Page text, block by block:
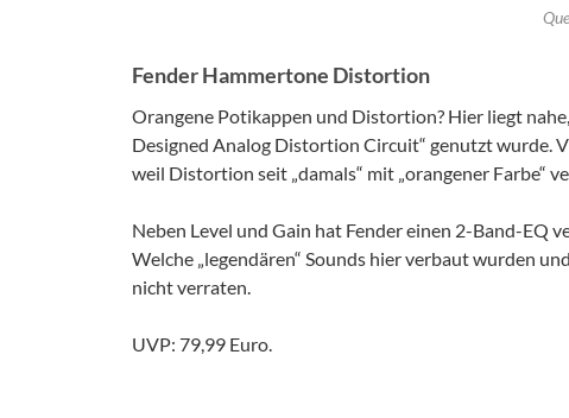
Fender Hammertone Distortion
Orangene Potikappen und Distortion? Hier liegt
Designed Analog Distortion Circuit“ genutzt wurde.
weil Distortion seit „damals“ mit „orangener Farbe“
Neben Level und Gain hat Fender einen 2-Band-EQ
Welche „legendären“ Sounds hier verbaut wurden
nicht verraten.
UVP: 79,99 Euro.